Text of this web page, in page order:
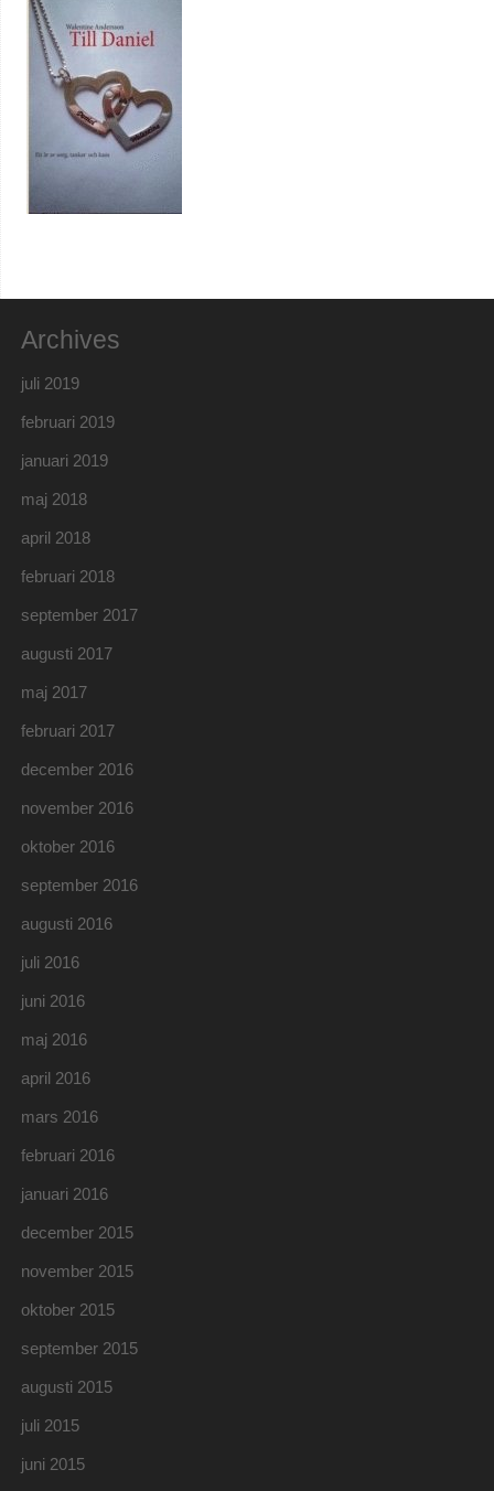
Archives
juli 2019
februari 2019
januari 2019
maj 2018
april 2018
februari 2018
september 2017
augusti 2017
maj 2017
februari 2017
december 2016
november 2016
oktober 2016
september 2016
augusti 2016
juli 2016
juni 2016
maj 2016
april 2016
mars 2016
februari 2016
januari 2016
december 2015
november 2015
oktober 2015
september 2015
augusti 2015
juli 2015
juni 2015